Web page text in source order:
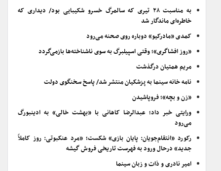
به مناسبت ۲۸ تیری که سالمرگ خسرو شکیبایی بود/ دیداری که
خاطره‌ای ماندگار شد
کمدی «مادرکیو» دوباره روی صحنه می‌رود
«روز افشاگری»؛ وقتی اسپیلبرگ به سوی ناشناخته‌ها بازمی‌گردد
مریم همتیان درگذشت
نامه خانه سینما به پزشکیان منتشر شد/ پاسخ سخنگوی دولت
«زن و بچه»؛ فروپاشیدن
ورایتی خبر داد؛ عبدالرضا کاهانی با «بهشت خالی» به ادینبورگ
می‌رود
رکورد «انتقام‌جویان: پایان بازی» شکست؛ «مرد عنکبوتی: روز کاملاً
جدید» درحال ورود به فهرست تاریخی فروش گیشه
امیر نادری و ذات و زبان سینما